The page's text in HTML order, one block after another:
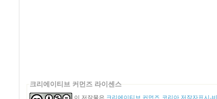
크리에이티브 커먼즈 라이센스
이 저작물은 크리에이티브 커먼즈 코리아 저작자표시-